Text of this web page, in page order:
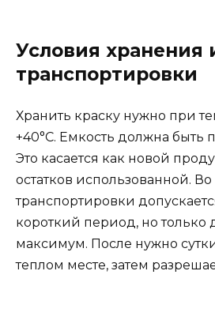
Условия хранения
транспортировки
Хранить краску нужно при
+40°С. Емкость должна быть
Это касается как новой
остатков использованной.
транспортировки
короткий период, но только
максимум. После нужно
теплом месте, затем